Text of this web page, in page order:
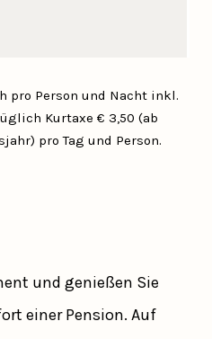
pro Person und Nacht inkl.
Kurtaxe € 3,50 (ab
pro Tag und Person.
und genießen Sie
einer Pension. Auf